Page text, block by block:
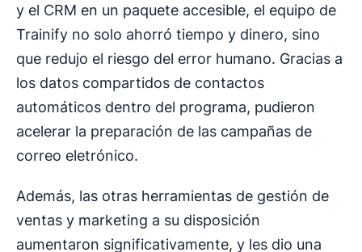
y el CRM en un paquete accesible, el equipo de
Trainify no solo ahorró tiempo y dinero, sino
que redujo el riesgo del error humano. Gracias a
los datos compartidos de contactos
automáticos dentro del programa, pudieron
acelerar la preparación de las campañas de
correo eletrónico.
Además, las otras herramientas de gestión de
ventas y marketing a su disposición
aumentaron significativamente, y les dio una